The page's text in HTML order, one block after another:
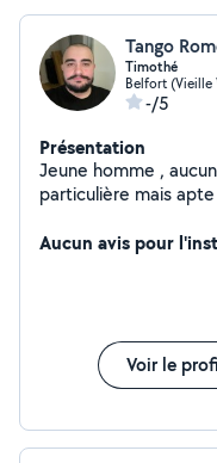
Tango
Timothé
Belfort (Vieille
-/5
Présentation
Jeune homme ,
particulière mais
capable de répondre
Aucun avis pour
Voir le